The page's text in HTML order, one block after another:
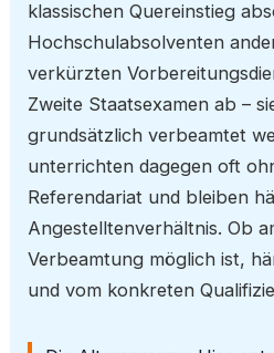
klassischen Quereinstieg
Hochschulabsolventen
verkürzten
Zweite Staatsexamen ab –
grundsätzlich verbeamtet
unterrichten dagegen oft
Referendariat und bleiben
Angestelltenverhältnis. Ob
Verbeamtung möglich ist,
und vom konkreten